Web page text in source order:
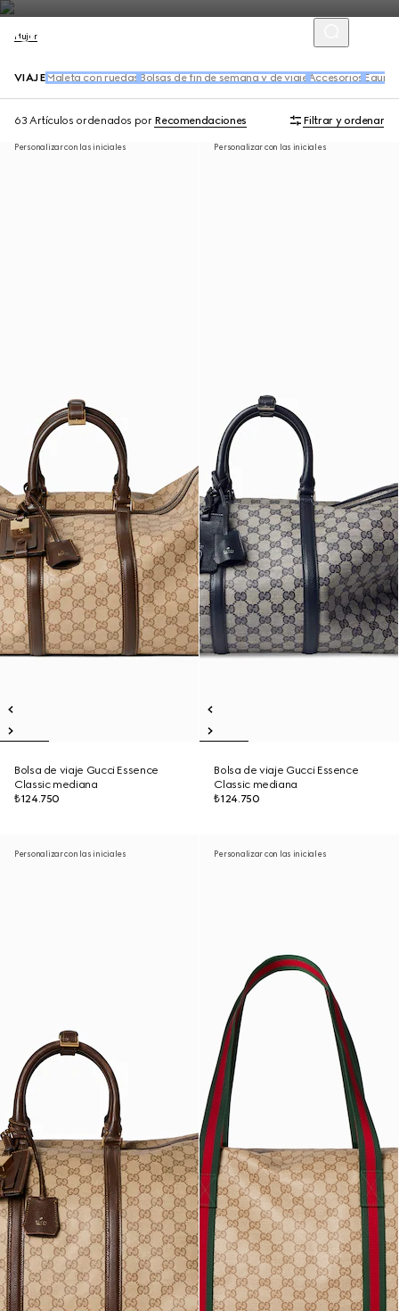
Mujer
VIAJE Maleta con ruedas Bolsas de fin de semana y de viaje Accesorios
63 Artículos ordenados por Recomendaciones Filtrar y ordenar
Personalizar con las iniciales
Bolsa de viaje Gucci Essence
Classic mediana
₺124.750
Personalizar con las iniciales
Bolsa de viaje Gucci Essence
Classic mediana
₺124.750
Personalizar con las iniciales Personalizar con las iniciales